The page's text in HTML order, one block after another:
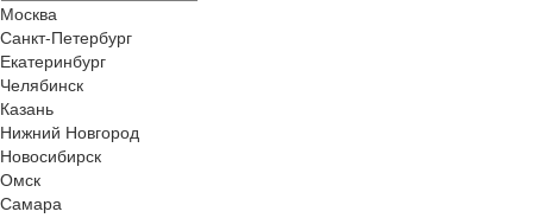
Москва
Санкт-Петербург
Екатеринбург
Челябинск
Казань
Нижний Новгород
Новосибирск
Омск
Самара